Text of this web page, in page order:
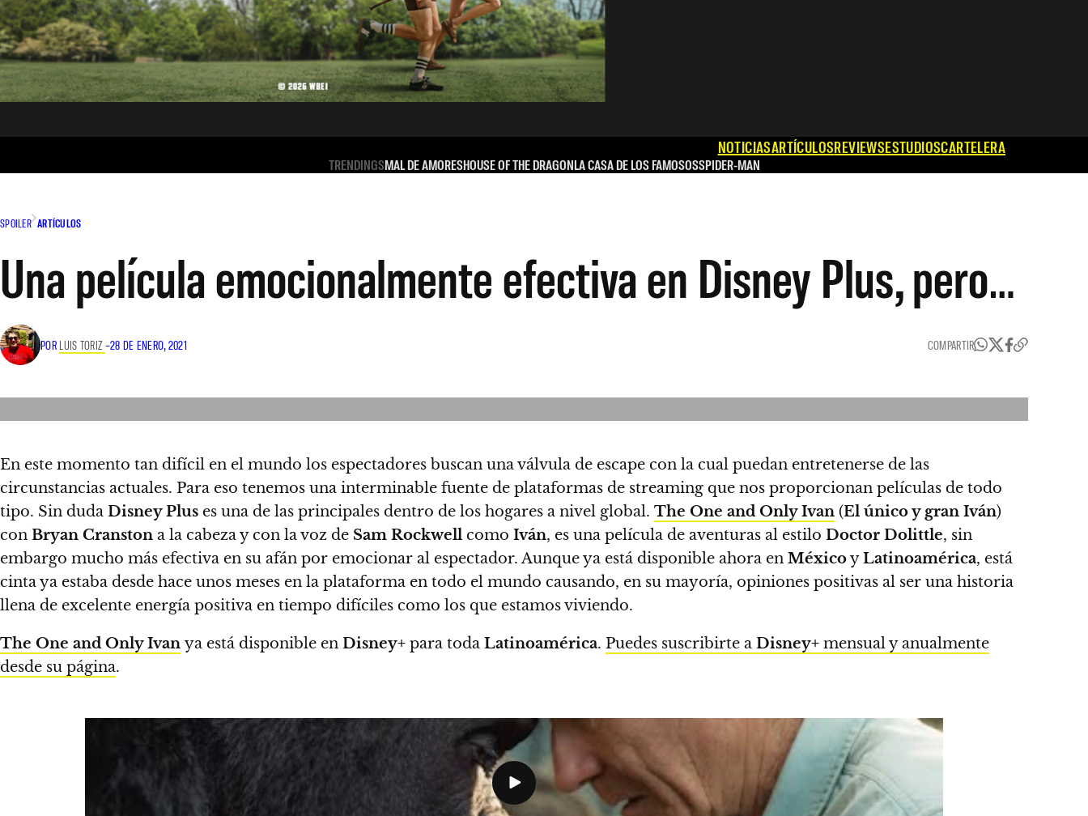
NOTICIASARTÍCULOSREVIEWSESTUDIOSCARTELERA
TRENDINGSMAL DE AMORESHOUSE OF THE DRAGONLA CASA DE LOS FAMOSOSSPIDER-MAN
SPOILER ARTÍCULOS
Una película emocionalmente efectiva en Disney Plus, pero…
POR LUIS TORIZ –28 DE ENERO, 2021 COMPARTIR
En este momento tan difícil en el mundo los espectadores buscan una válvula de escape con la cual puedan entretenerse de las
circunstancias actuales. Para eso tenemos una interminable fuente de plataformas de streaming que nos proporcionan películas de todo
tipo. Sin duda Disney Plus es una de las principales dentro de los hogares a nivel global. The One and Only Ivan (El único y gran Iván)
con Bryan Cranston a la cabeza y con la voz de Sam Rockwell como Iván, es una película de aventuras al estilo Doctor Dolittle, sin
embargo mucho más efectiva en su afán por emocionar al espectador. Aunque ya está disponible ahora en MéxicoyLatinoamérica, está
cinta ya estaba desde hace unos meses en la plataforma en todo el mundo causando, en su mayoría, opiniones positivas al ser una historia
llena de excelente energía positiva en tiempo difíciles como los que estamos viviendo.
The One and Only Ivan ya está disponible en Disney+ para toda Latinoamérica. Puedes suscribirte a Disney+ mensual y anualmente
desde su página.